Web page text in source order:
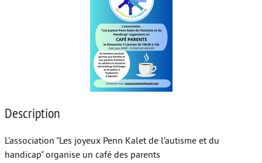
Face au handicap
Face au deuil
Sortir en famille
Vie de couple
Description
L’association "Les joyeux Penn Kalet de l’autisme et du
handicap" organise un café des parents